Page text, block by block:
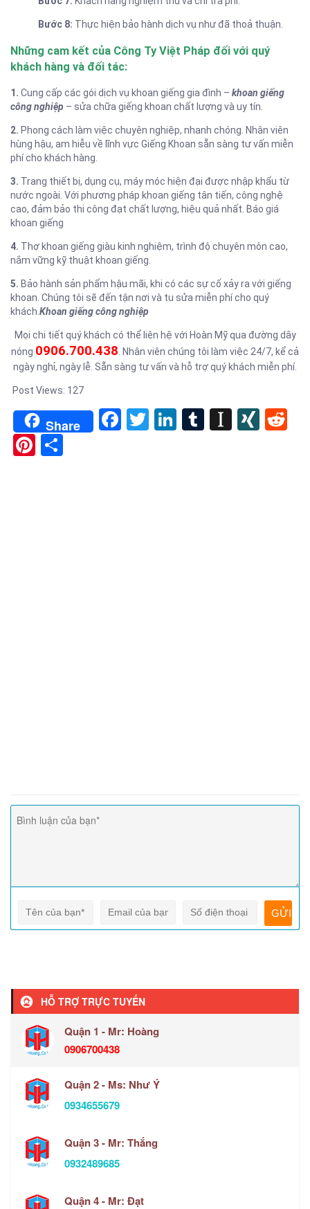
Bước 8: Thực hiện bảo hành dịch vụ như đã thoả thuận.
Những cam kết của Công Ty Việt Pháp đối với quý
khách hàng và đối tác:
1. Cung cấp các gói dịch vụ khoan giếng gia đình – khoan giếng
công nghiệp – sửa chữa giếng khoan chất lượng và uy tín.
2. Phong cách làm việc chuyên nghiệp, nhanh chóng. Nhân viên
hùng hậu, am hiễu về lĩnh vực Giếng Khoan sẵn sàng tư vấn miễn
phí cho khách hàng.
3. Trang thiết bị, dụng cụ, máy móc hiện đại được nhập khẩu từ
nước ngoài. Với phương pháp khoan giếng tân tiến, công nghệ
cao, đảm bảo thi công đạt chất lượng, hiệu quả nhất. Báo giá
khoan giếng
4. Thợ khoan giếng giàu kinh nghiệm, trình độ chuyên môn cao,
nắm vững kỹ thuật khoan giếng.
5. Bảo hành sản phẩm hậu mãi, khi có các sự cố xảy ra với giếng
khoan. Chúng tôi sẽ đến tận nơi và tu sửa miễn phí cho quý
khách. Khoan giếng công nghiệp
Mọi chi tiết quý khách có thể liên hệ với Hoàn Mỹ qua đường dây
nóng 0906.700.438 . Nhân viên chúng tôi làm việc 24/7, kể cả
ngày nghỉ, ngày lễ. Sẵn sàng tư vấn và hỗ trợ quý khách miễn phí.
Post Views: 127
Share Facebook
TwitterLinkedIn
Tumblr
Pinterest
HỖ TRỢ TRỰC TUYẾN
Quận 1 - Mr: Hoàng
0906700438
Quận 2 - Ms: Như Ý
0934655679
Quận 3 - Mr: Thắng
0932489685
Quận 4 - Mr: Đạt